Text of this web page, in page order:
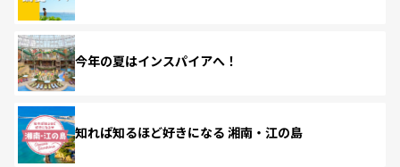
今年の夏はインスパイアへ！
知れば知るほど好きになる 湘南・江の島